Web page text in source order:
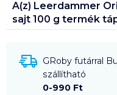
A(z) Leerdammer
sajt 100 g termék
GRoby futárral
szállítható
0-990 Ft